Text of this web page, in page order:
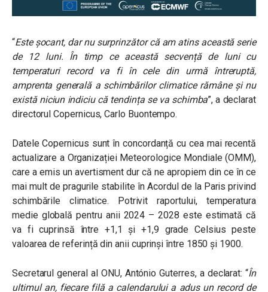
“Este șocant, dar nu surprinzător că am atins această serie
de 12 luni. În timp ce această secvență de luni cu
temperaturi record va fi în cele din urmă întreruptă,
amprenta generală a schimbărilor climatice rămâne și nu
există niciun indiciu că tendința se va schimba”, a declarat
directorul Copernicus, Carlo Buontempo.
Datele Copernicus sunt în concordanță cu cea mai recentă
actualizare a Organizației Meteorologice Mondiale (OMM),
care a emis un avertisment dur că ne apropiem din ce în ce
mai mult de pragurile stabilite în Acordul de la Paris privind
schimbările climatice. Potrivit raportului, temperatura
medie globală pentru anii 2024 – 2028 este estimată că
va fi cuprinsă între +1,1 și +1,9 grade Celsius peste
valoarea de referință din anii cuprinși între 1850 și 1900.
Secretarul general al ONU, António Guterres, a declarat: “În
ultimul an, fiecare filă a calendarului a adus un record de